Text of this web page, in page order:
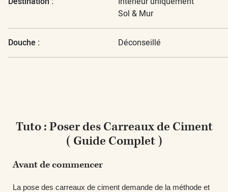
Sol & Mur
Douche : Déconseillé
Tuto : Poser des Carreaux de Ciment
( Guide Complet )
Avant de commencer
La pose des carreaux de ciment demande de la méthode et